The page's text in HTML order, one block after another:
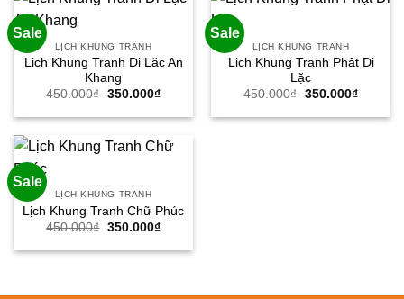
Sale
LỊCH KHUNG TRANH
Lịch Khung Tranh Di Lặc An
Khang
450.000₫ Giá
là:
350.000₫Giá
tại
350.000₫.
Sale
LỊCH KHUNG TRANH
Lịch Khung Tranh Phật Di
Lặc
450.000₫ Giá
là:
350.000₫Giá
tại
Sale
LỊCH KHUNG TRANH
Lịch Khung Tranh Chữ Phúc
450.000₫ Giá
là:
350.000₫Giá
tại